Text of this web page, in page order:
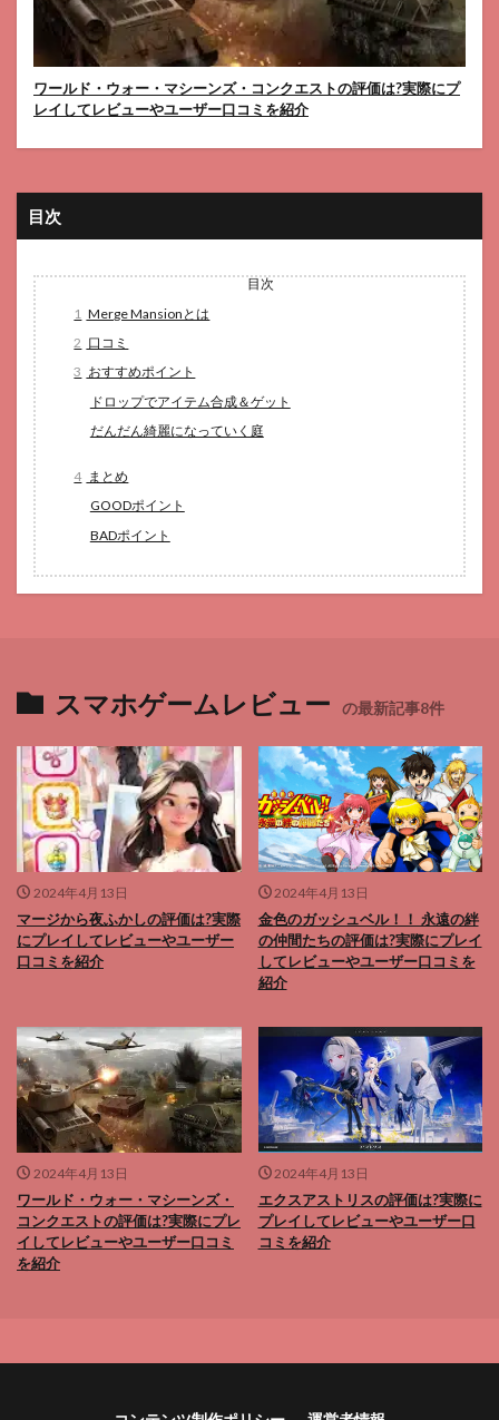
ワールド・ウォー・マシーンズ・コンクエストの評価は?実際にプ
レイしてレビューやユーザー口コミを紹介
目次
目次
1 Merge Mansionとは
2 口コミ
3 おすすめポイント
ドロップでアイテム合成＆ゲット
だんだん綺麗になっていく庭
4 まとめ
GOODポイント
BADポイント
スマホゲームレビュー の最新記事8件
2024年4月13日
マージから夜ふかしの評価は?実際
にプレイしてレビューやユーザー
口コミを紹介
2024年4月13日
金色のガッシュベル！！ 永遠の絆
の仲間たちの評価は?実際にプレイ
してレビューやユーザー口コミを
紹介
2024年4月13日
ワールド・ウォー・マシーンズ・
コンクエストの評価は?実際にプレ
イしてレビューやユーザー口コミ
を紹介
2024年4月13日
エクスアストリスの評価は?実際に
プレイしてレビューやユーザー口
コミを紹介